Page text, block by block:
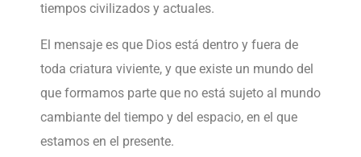
tiempos civilizados y actuales.
El mensaje es que Dios está dentro y fuera de
toda criatura viviente, y que existe un mundo del
que formamos parte que no está sujeto al mundo
cambiante del tiempo y del espacio, en el que
estamos en el presente.